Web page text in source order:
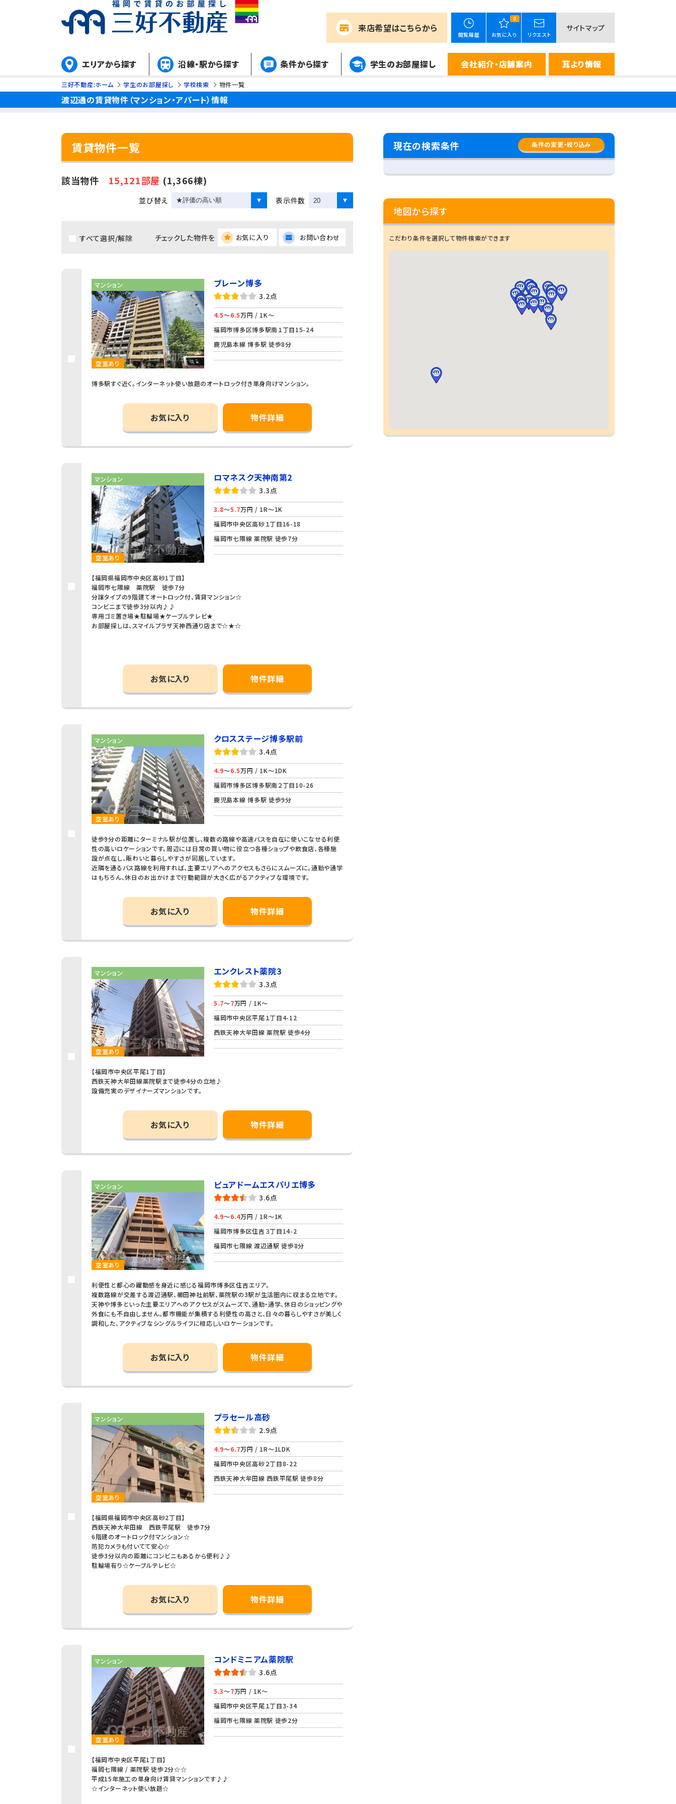
来店希望はこちらから
閲覧履歴
0
お気に入り リクエスト
サイトマップ
エリアから探す 沿線・駅から探す 条件から探す 学生のお部屋探し 会社紹介・店舗案内 耳より情報
三好不動産:ホーム 学生のお部屋探し 学校検索 物件一覧
渡辺通の賃貸物件（マンション・アパート）情報
賃貸物件一覧
該当物件 15,121部屋 (1,366棟)
並び替え 表示件数
すべて選択/解除 チェックした物件を お気に入り お問い合わせ
マンション
空室あり
ブレーン博多
3.2点
4.5～6.5万円 / 1K～
福岡市博多区博多駅南１丁目15-24
鹿児島本線 博多駅 徒歩8分
博多駅すぐ近く。インターネット使い放題のオートロック付き単身向けマンション。
お気に入り 物件詳細
マンション
空室あり
ロマネスク天神南第2
3.3点
3.8～5.7万円 / 1R～1K
福岡市中央区高砂１丁目16-18
福岡市七隈線 薬院駅 徒歩7分
【福岡県福岡市中央区高砂1丁目】
福岡市七隈線 薬院駅 徒歩7分
分譲タイプの9階建てオートロック付、賃貸マンション☆
コンビニまで徒歩3分以内♪♪
専用ゴミ置き場★駐輪場★ケーブルテレビ★
お部屋探しは、スマイルプラザ天神西通り店まで☆★☆
お気に入り 物件詳細
マンション
空室あり
クロスステージ博多駅前
3.4点
4.9～6.5万円 / 1K～1DK
福岡市博多区博多駅南２丁目10-26
鹿児島本線 博多駅 徒歩9分
徒歩9分の距離にターミナル駅が位置し、複数の路線や高速バスを自在に使いこなせる利便
性の高いロケーションです。周辺には日常の買い物に役立つ各種ショップや飲食店、各種施
設が点在し、賑わいと暮らしやすさが同居しています。
近隣を通るバス路線を利用すれば、主要エリアへのアクセスもさらにスムーズに。通勤や通学
はもちろん、休日のお出かけまで行動範囲が大きく広がるアクティブな環境です。
お気に入り 物件詳細
マンション
空室あり
エンクレスト薬院3
3.3点
5.7～7万円 / 1K～
福岡市中央区平尾１丁目4-12
西鉄天神大牟田線 薬院駅 徒歩4分
【福岡市中央区平尾1丁目】
西鉄天神大牟田線薬院駅まで徒歩4分の立地♪
設備充実のデザイナーズマンションです。
お気に入り 物件詳細
マンション
空室あり
ピュアドームエスパリエ博多
3.6点
4.9～6.4万円 / 1R～1K
福岡市博多区住吉３丁目14-2
福岡市七隈線 渡辺通駅 徒歩8分
利便性と都心の躍動感を身近に感じる福岡市博多区住吉エリア。
複数路線が交差する渡辺通駅、櫛田神社前駅、薬院駅の3駅が生活圏内に収まる立地です。
天神や博多といった主要エリアへのアクセスがスムーズで、通勤・通学、休日のショッピングや
外食にも不自由しません。都市機能が集積する利便性の高さと、日々の暮らしやすさが美しく
調和した、アクティブなシングルライフに相応しいロケーションです。
お気に入り 物件詳細
マンション
空室あり
プラセール高砂
2.9点
4.9～6.7万円 / 1R～1LDK
福岡市中央区高砂２丁目8-22
西鉄天神大牟田線 西鉄平尾駅 徒歩8分
【福岡県福岡市中央区高砂2丁目】
西鉄天神大牟田線 西鉄平尾駅 徒歩7分
6階建のオートロック付マンション☆
防犯カメラも付いてて安心☆
徒歩3分以内の距離にコンビニもあるから便利♪♪
駐輪場有り☆ケーブルテレビ☆
お気に入り 物件詳細
マンション
空室あり
コンドミニアム薬院駅
3.6点
5.3～7万円 / 1K～
福岡市中央区平尾１丁目3-34
福岡市七隈線 薬院駅 徒歩2分
【福岡市中央区平尾1丁目】
福岡七隈線 / 薬院駅 徒歩2分☆☆
平成15年施工の単身向け賃貸マンションです♪♪
☆インターネット使い放題☆
現在の検索条件 条件の変更・絞り込み
地図から探す
こだわり条件を選択して物件検索ができます